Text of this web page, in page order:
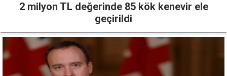
2 milyon TL değerinde 85 kök kenevir ele
geçirildi